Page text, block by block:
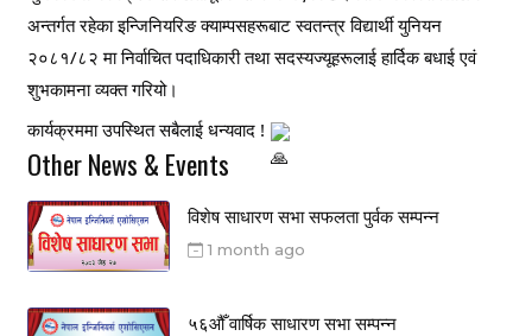
अन्तर्गत रहेका इन्जिनियरिङ क्याम्पसहरूबाट स्वतन्त्र विद्यार्थी युनियन
२०८१/८२ मा निर्वाचित पदाधिकारी तथा सदस्यज्यूहरूलाई हार्दिक बधाई एवं
शुभकामना व्यक्त गरियो।
कार्यक्रममा उपस्थित सबैलाई धन्यवाद !
Other News & Events
विशेष साधारण सभा सफलता पुर्वक सम्पन्न
1 month ago
५६औँ वार्षिक साधारण सभा सम्पन्न